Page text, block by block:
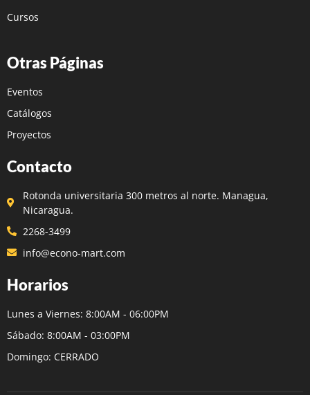
Cursos
Otras Páginas
Eventos
Catálogos
Proyectos
Contacto
Rotonda universitaria 300 metros al norte. Managua,
Nicaragua.
2268-3499
info@econo-mart.com
Horarios
Lunes a Viernes: 8:00AM - 06:00PM
Sábado: 8:00AM - 03:00PM
Domingo: CERRADO